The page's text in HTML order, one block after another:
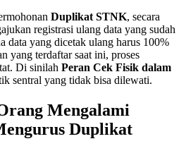
Duplikat STNK, secara
registrasi ulang data yang sudah
data yang dicetak ulang harus 100%
yang terdaftar saat ini, proses
Di sinilah Peran Cek Fisik dalam
sentral yang tidak bisa dilewati.
Mengalami
Duplikat